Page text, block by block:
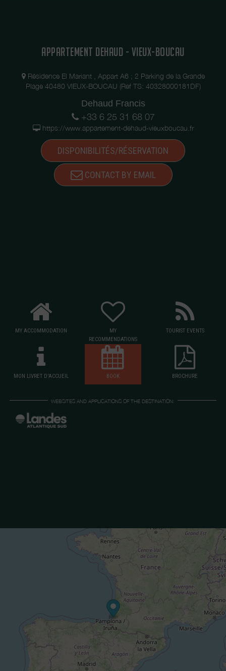
APPARTEMENT DEHAUD - VIEUX-BOUCAU
Résidence El Mariant , Appart A6 ; 2 Parking de la Grande
Plage 40480 VIEUX-BOUCAU (Ref TS: 40328000181DF)
Dehaud Francis
+33 6 25 31 68 07
https://www.appartement-dehaud-vieuxboucau.fr
DISPONIBILITÉS/RÉSERVATION
CONTACT BY EMAIL
MY ACCOMMODATION
MY
RECOMMENDATIONS
TOURIST EVENTS
MON LIVRET D'ACCUEIL BOOK BROCHURE
WEBSITES AND APPLICATIONS OF THE DESTINATION: